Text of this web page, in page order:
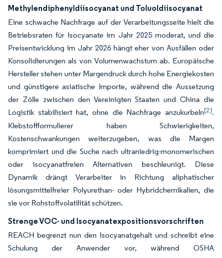
Methylendiphenyldiisocyanat und Toluoldiisocyanat
Eine schwache Nachfrage auf der Verarbeitungsseite hielt die
Betriebsraten für Isocyanate im Jahr 2025 moderat, und die
Preisentwicklung im Jahr 2026 hängt eher von Ausfällen oder
Konsolidierungen als von Volumenwachstum ab. Europäische
Hersteller stehen unter Margendruck durch hohe Energiekosten
und günstigere asiatische Importe, während die Aussetzung
der Zölle zwischen den Vereinigten Staaten und China die
Logistik stabilisiert hat, ohne die Nachfrage anzukurbeln[2].
Klebstoffformulierer haben Schwierigkeiten,
Kostenschwankungen weiterzugeben, was die Margen
komprimiert und die Suche nach ultraniedrig-monomerischen
oder isocyanatfreien Alternativen beschleunigt. Diese
Dynamik drängt Verarbeiter in Richtung aliphatischer
lösungsmittelfreier Polyurethan- oder Hybridchemikalien, die
sie vor Rohstoffvolatilität schützen.
Strenge VOC- und Isocyanatexpositionsvorschriften
REACH begrenzt nun den Isocyanatgehalt und schreibt eine
Schulung der Anwender vor, während OSHA